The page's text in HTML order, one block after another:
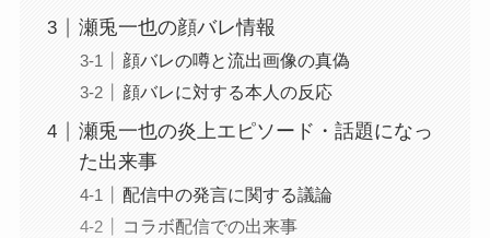
瀬兎一也の顔バレ情報
顔バレの噂と流出画像の真偽
顔バレに対する本人の反応
瀬兎一也の炎上エピソード・話題になっ
た出来事
配信中の発言に関する議論
コラボ配信での出来事